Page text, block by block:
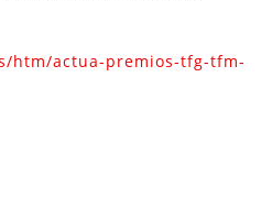
htm/actua-premios-tfg-tfm-